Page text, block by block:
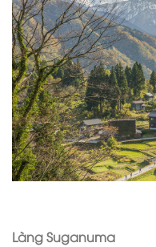
Làng Suganuma